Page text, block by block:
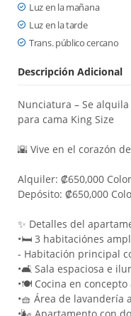
Luz en la mañana
Luz en la tarde
Trans. público cercano
Descripción Adicional
Nunciatura – Se
para cama King Size
🌇 Vive en el corazón
Alquiler: ₡650,000
Depósito: ₡650,000
✨ Detalles del
•🛏 3 habitaciónes
- Habitación principal
•🛋 Sala espaciosa e
•🍽 Cocina en
•🧺 Área de lavandería